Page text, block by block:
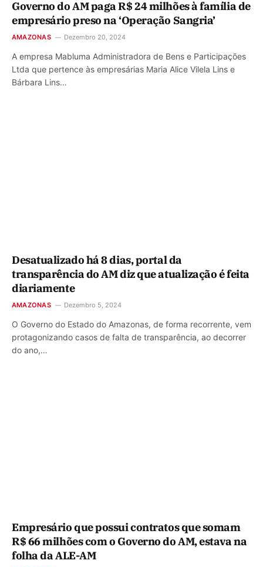
Governo do AM paga R$ 24 milhões à família de
empresário preso na ‘Operação Sangria’
AMAZONAS Dezembro 20, 2024
A empresa Mabluma Administradora de Bens e Participações
Ltda que pertence às empresárias Maria Alice Vilela Lins e
Bárbara Lins…
Desatualizado há 8 dias, portal da
transparência do AM diz que atualização é feita
diariamente
AMAZONAS Dezembro 5, 2024
O Governo do Estado do Amazonas, de forma recorrente, vem
protagonizando casos de falta de transparência, ao decorrer
do ano,…
Empresário que possui contratos que somam
R$ 66 milhões com o Governo do AM, estava na
folha da ALE-AM